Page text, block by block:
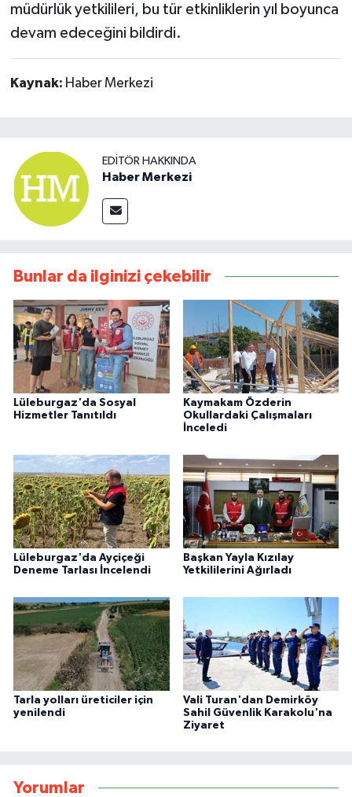
müdürlük yetkilileri, bu tür etkinliklerin yıl boyunca
devam edeceğini bildirdi.
Kaynak: Haber Merkezi
EDITÖR HAKKINDA
Haber Merkezi
Bunlar da ilginizi çekebilir
Lüleburgaz'da Sosyal
Hizmetler Tanıtıldı
Kaymakam Özderin
Okullardaki Çalışmaları
İnceledi
Lüleburgaz'da Ayçiçeği
Deneme Tarlası İncelendi
Başkan Yayla Kızılay
Yetkililerini Ağırladı
Tarla yolları üreticiler için
yenilendi
Vali Turan'dan Demirköy
Sahil Güvenlik Karakolu'na
Ziyaret
Yorumlar